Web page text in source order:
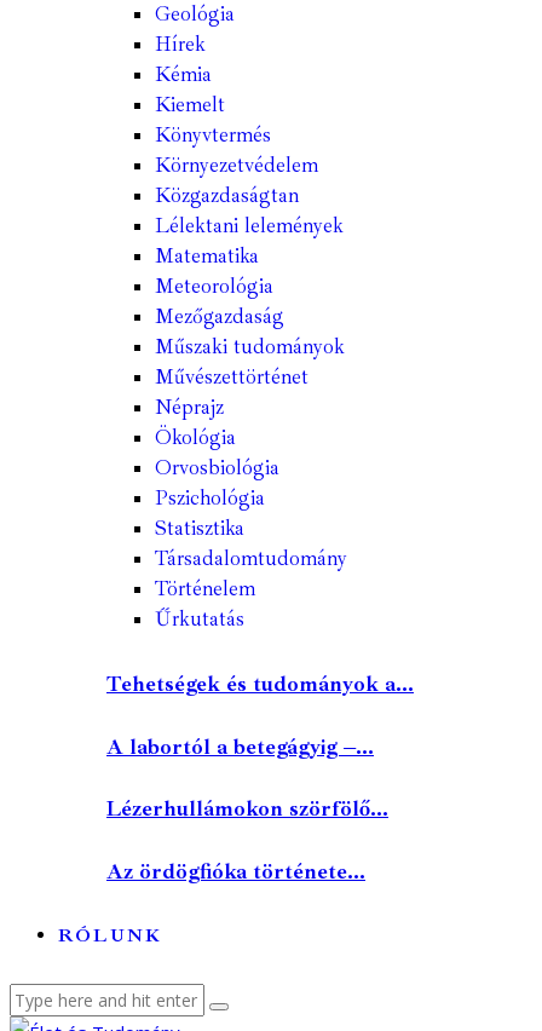
Geológia
Hírek
Kémia
Kiemelt
Könyvtermés
Környezetvédelem
Közgazdaságtan
Lélektani lelemények
Matematika
Meteorológia
Mezőgazdaság
Műszaki tudományok
Művészettörténet
Néprajz
Ökológia
Orvosbiológia
Pszichológia
Statisztika
Társadalomtudomány
Történelem
Űrkutatás
Tehetségek és tudományok a...
A labortól a betegágyig –...
Lézerhullámokon szörfölő...
Az ördögfióka története...
RÓLUNK